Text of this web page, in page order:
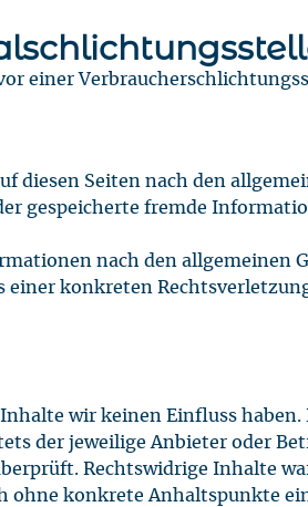
einer
diesen Seiten nach den
gespeicherte fremde
nach den allgemeinen
konkreten
wir keinen Einfluss
der jeweilige Anbieter oder
Rechtswidrige Inhalte
konkrete Anhaltspunkte